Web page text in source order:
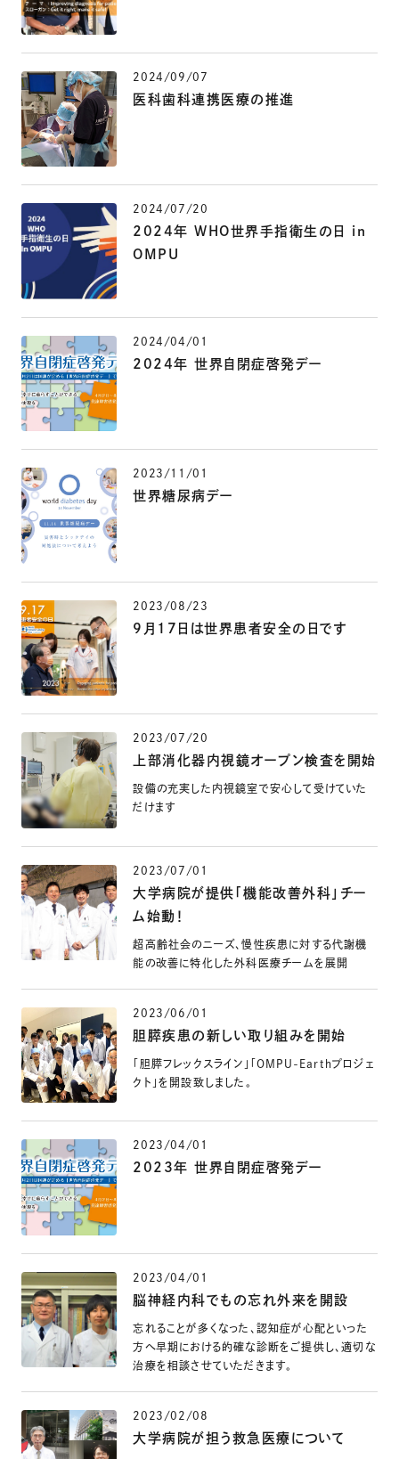
2024/09/07
医科歯科連携医療の推進
2024/07/20
2024年 WHO世界手指衛生の日 in
OMPU
2024/04/01
2024年 世界自閉症啓発デー
2023/11/01
世界糖尿病デー
2023/08/23
9月17日は世界患者安全の日です
2023/07/20
上部消化器内視鏡オープン検査を開始
設備の充実した内視鏡室で安心して受けていた
だけます
2023/07/01
大学病院が提供「機能改善外科」チー
ム始動！
超高齢社会のニーズ、慢性疾患に対する代謝機
能の改善に特化した外科医療チームを展開
2023/06/01
胆膵疾患の新しい取り組みを開始
「胆膵フレックスライン」「OMPU-Earthプロジェ
クト」を開設致しました。
2023/04/01
2023年 世界自閉症啓発デー
2023/04/01
脳神経内科でもの忘れ外来を開設
忘れることが多くなった、認知症が心配といった
方へ早期における的確な診断をご提供し、適切な
治療を相談させていただきます。
2023/02/08
大学病院が担う救急医療について